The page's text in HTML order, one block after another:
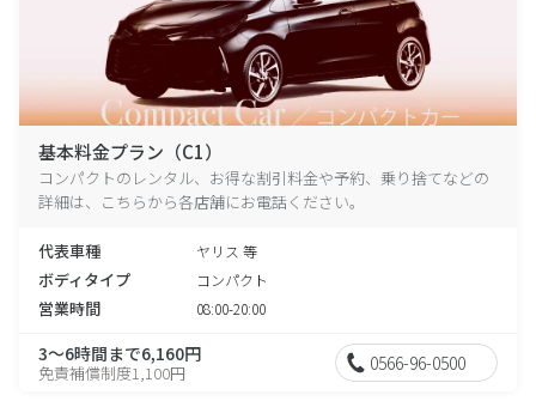
基本料金プラン（C1）
コンパクトのレンタル、お得な割引料金や予約、乗り捨てなどの
詳細は、こちらから各店舗にお電話ください。
代表車種 ヤリス 等
ボディタイプ コンパクト
営業時間 08:00-20:00
3～6時間まで6,160円
免責補償制度1,100円 0566-96-0500